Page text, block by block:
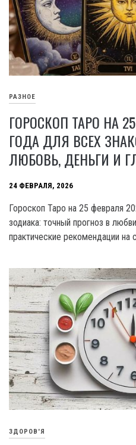
РАЗНОЕ
ГОРОСКОП ТАРО НА
ГОДА ДЛЯ ВСЕХ
ЛЮБОВЬ, ДЕНЬГИ И
24 ФЕВРАЛЯ, 2026
Гороскоп Таро на 25 февраля
зодиака: точный прогноз в
практические рекомендации на
ЗДОРОВ'Я